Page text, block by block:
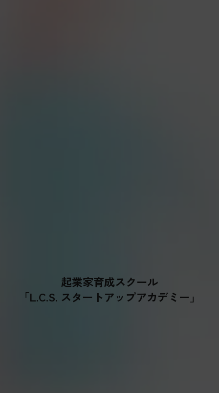
起業家育成スクール
「L.C.S. スタートアップアカデミー」